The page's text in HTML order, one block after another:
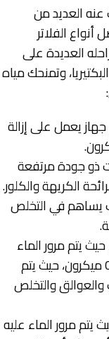
العديد من
من أفضل أنواع الفلاتر
العديدة على
وتمنحك مياه
الفلتر 7 مراحل في جهاز يعمل على إزالة
ذو جودة مرتفعة
الكريهة والكلور.
يساهم في التخلص
يتم مرور الماء
من خلال غشاء شبه نفاذ بمسامية 0,0001 ميكرون، حيث يتم
والتخلص
مرور الماء عليه